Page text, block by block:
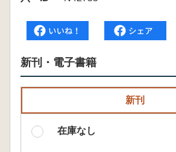
新刊・電子書籍
新刊
在庫なし